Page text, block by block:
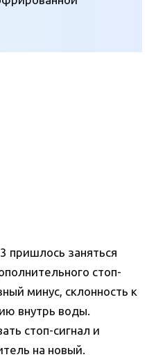
пришлось заняться
стоп-
минус, склонность к
внутрь воды.
стоп-сигнал и
на новый.